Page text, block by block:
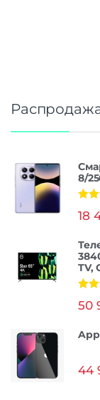
8/
из 5
18
TV,
из 5
50
44